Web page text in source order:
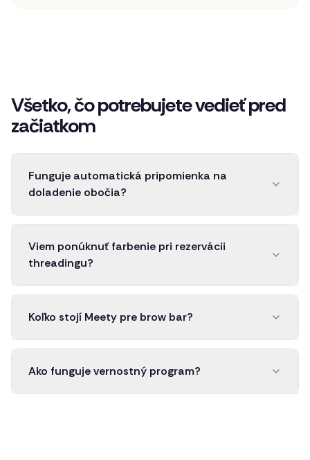
Všetko, čo potrebujete vedieť pred
začiatkom
Funguje automatická pripomienka na
doladenie obočia?
Viem ponúknuť farbenie pri rezervácii
threadingu?
Koľko stojí Meety pre brow bar?
Ako funguje vernostný program?